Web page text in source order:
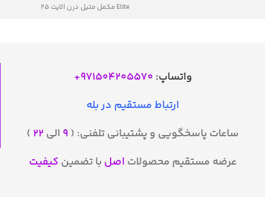
Elite مکمل متیل درن الایت 25
واتساپ: 971504205570
+
ارتباط مستقیم در بله
ساعات پاسخگویی و پشتیبانی تلفنی: ( ۹ الی ۲۲ )
عرضه مستقیم محصولات اصل با تضمین کیفیت